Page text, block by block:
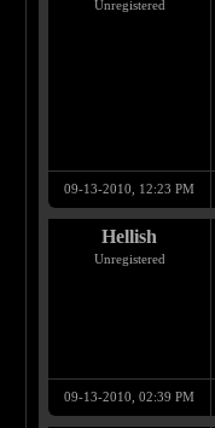
Unregistered
09-13-2010, 12:23 PM
Hellish
Unregistered
09-13-2010, 02:39 PM